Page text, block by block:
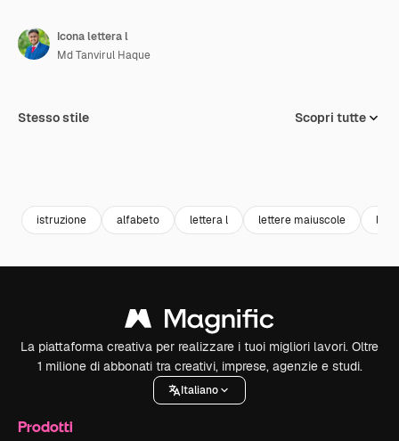
Icona lettera l
Md Tanvirul Haque
Stesso stile Scopri tutte
istruzione alfabeto lettera l lettere maiuscole
La piattaforma creativa per realizzare i tuoi migliori lavori. Oltre
1 milione di abbonati tra creativi, imprese, agenzie e studi.
Italiano
Prodotti